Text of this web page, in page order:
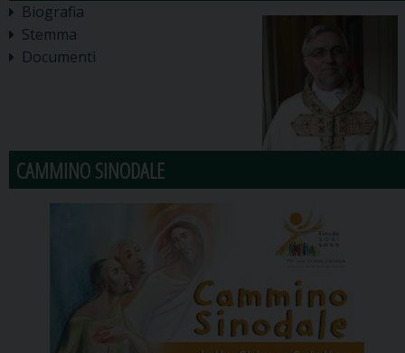
Biografia
Stemma
Documenti
CAMMINO SINODALE